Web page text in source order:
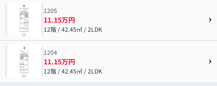
1205
11.15万円
12階 / 42.45㎡ / 2LDK
1204
11.15万円
12階 / 42.45㎡ / 2LDK